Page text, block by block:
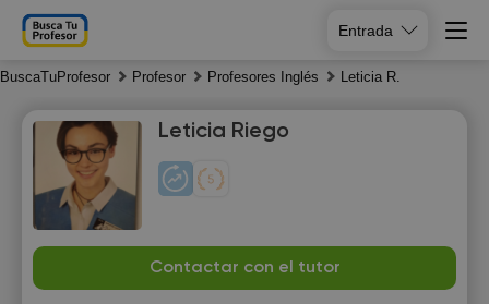
Entrada
BuscaTuProfesor Profesor Profesores Inglés Leticia R.
Leticia Riego
Contactar con el tutor
8
Su
9
Mo
10
11